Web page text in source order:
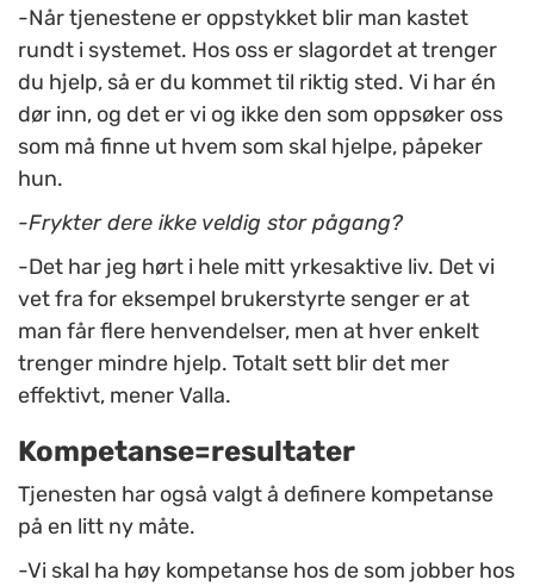
-Når tjenestene er oppstykket blir man kastet
rundt i systemet. Hos oss er slagordet at trenger
du hjelp, så er du kommet til riktig sted. Vi har én
dør inn, og det er vi og ikke den som oppsøker oss
som må finne ut hvem som skal hjelpe, påpeker
hun.
-Frykter dere ikke veldig stor pågang?
-Det har jeg hørt i hele mitt yrkesaktive liv. Det vi
vet fra for eksempel brukerstyrte senger er at
man får flere henvendelser, men at hver enkelt
trenger mindre hjelp. Totalt sett blir det mer
effektivt, mener Valla.
Kompetanse=resultater
Tjenesten har også valgt å definere kompetanse
på en litt ny måte.
-Vi skal ha høy kompetanse hos de som jobber hos